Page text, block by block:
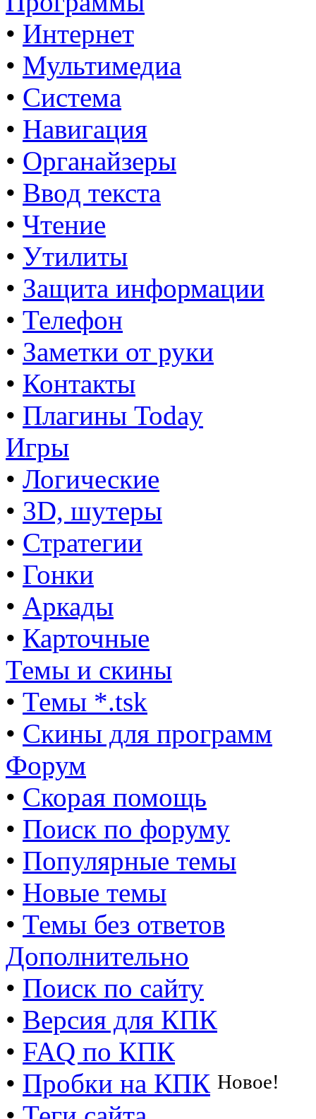
• Интернет
• Мультимедиа
• Система
• Навигация
• Органайзеры
• Ввод текста
• Чтение
• Утилиты
• Защита информации
• Телефон
• Заметки от руки
• Контакты
• Плагины Today
Игры
• Логические
• 3D, шутеры
• Стратегии
• Гонки
• Аркады
• Карточные
Темы и скины
• Темы *.tsk
• Скины для программ
Форум
• Скорая помощь
• Поиск по форуму
• Популярные темы
• Новые темы
• Темы без ответов
Дополнительно
• Поиск по сайту
• Версия для КПК
• FAQ по КПК
• Пробки на КПК Новое!